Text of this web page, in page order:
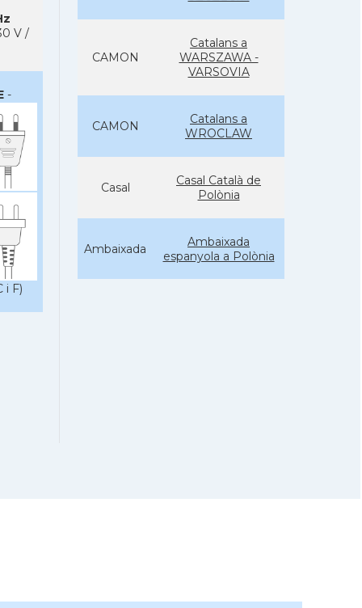
V /
-
i F)
CAMON
Catalans a
WARSZAWA -
VARSOVIA
CAMON
Catalans a
WROCLAW
Casal
Casal Català de
Polònia
Ambaixada
Ambaixada
espanyola a Polònia